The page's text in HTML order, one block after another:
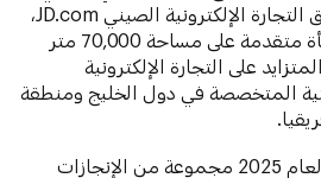
ذراع البنية التحتية لعملاق التجارة الإلكترونية الصيني JD.com،
والتي ستشهد تطوير منشأة متقدمة على مساحة 70,000 متر
على التجارة الإلكترونية
المتخصصة في دول الخليج ومنطقة
وشهد النصف الأول من العام 2025 مجموعة من الإنجازات